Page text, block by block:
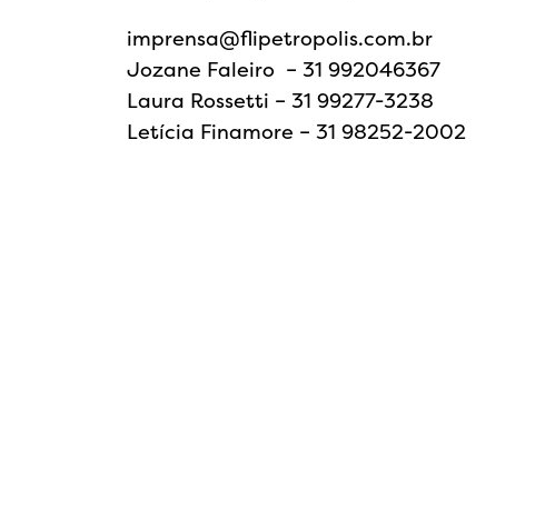
imprensa@flipetropolis.com.br
Jozane Faleiro – 31 992046367
Laura Rossetti – 31 99277-3238
Letícia Finamore – 31 98252-2002